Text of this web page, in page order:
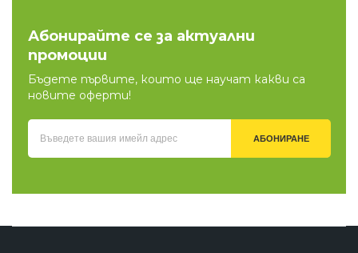
Абонирайте се за актуални
промоции
Бъдете първите, които ще научат какви са
новите оферти!
АБОНИРАНЕ